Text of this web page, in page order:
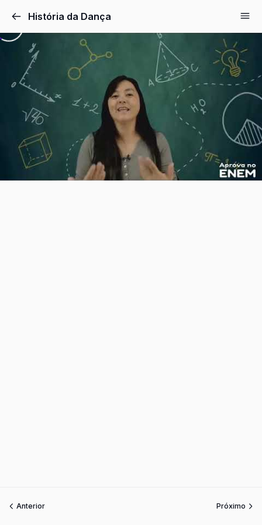
para
o
conteúdo
História da Dança
Anterior Próximo